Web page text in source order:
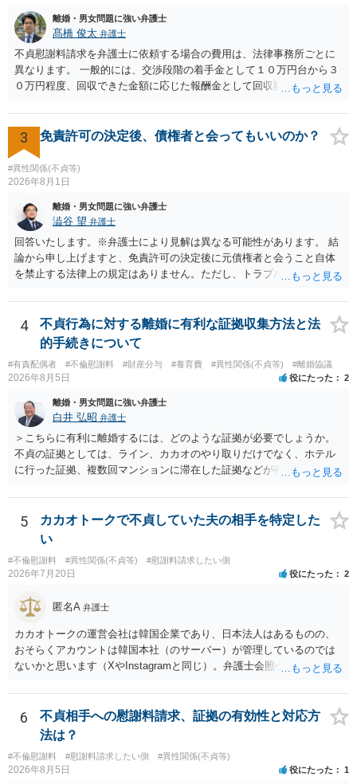
することは認められるのか。 ⇒おそらく１００万円は不当利得（受け
取る正当な権利がないのに利益を取得した）として返還請求されてい
るものかと推察しますので、 貸金返還ではないかと存じます。 ④ 私
は現在、収入も不安定で貯金もなくリボ払い借金が既に約100万あり。
今年に再婚したが主人はお金に厳しい為、一括で220万円を支払う事は
か。 ⇒判決となり敗訴してしまった場合は、強制執行により不動産等
の財産を差し押さえられ、そこから債権回収が図られることになりま
すが、 和解であれば柔軟な解決が可能ですので、その場合は分割払
いにより支払うことも十分可能です。 ⑤ このような事情であれば、私
は120万円のみ和解交渉を続けるべきでしょうか。 ⇒ご相談者様の認
れるため、 120万円のみについて交渉を続けることがベターかと存じ
ます。
離婚・男女問題に強い弁護士
髙橋 俊太 弁護士
不貞慰謝料請求を弁護士に依頼する場合の費用は、法律事務所ごとに
異なります。 一般的には、交渉段階の着手金として１０万円台から３
０万円程度、回収できた金額に応じた報酬金として回収額の１０％か
には、追加着手金や日当、実費が発生することもあります。 もっと
も、証拠が十分にあるか、相手方の住所・勤務先が分かるか、慰謝料
額、離婚の有無、交渉で終わるか訴訟まで見込むかによって、費用は
変わり得ます。依頼前に、交渉だけの場合、訴訟になった場合、回収
できなかった場合の費用を確認しておくとよいでしょう。 弁護士選び
通しを過度に楽観的に言い過ぎないか、質問に具体的に答えてくれる
か、連絡方法（メール、電話、弁護士直接か事務局員を介するかな
ど）や対応スピードが合うかを確認するとよいと思います。いずれに
しましても、弁護士への相談・依頼にあたっては、証拠資料、夫と相
手方の関係、相手方の氏名・住所等、夫婦関係への影響、離婚予定の
3 免責許可の決定後、債権者と会ってもいいのか？
#異性関係(不貞等)
2026年8月1日
離婚・男女問題に強い弁護士
澁谷 望 弁護士
回答いたします。※弁護士により見解は異なる可能性があります。 結
論から申し上げますと、免責許可の決定後に元債権者と会うこと自体
を禁止する法律上の規定はありません。ただし、トラブル防止の観点
ントは以下の通りです。 ・金銭のやり取りや返済の約束は絶対にしな
い（免責された借金を任意でも支払ってしまうとトラブルの元になり
ます） ・過去のDVや過剰請求の経緯を踏まえ、相手の感情に流されな
い ・予定通り毅然とした態度で距離を置く 法律上の制限はないもの
の、ご自身の生活と精神的な安定を守るためにも、お互いに距離を置
くというご判断は非常に賢明かと思います。
4
不貞行為に対する離婚に有利な証拠収集方法と法
的手続きについて
#有責配偶者 #不倫慰謝料 #財産分与 #養育費 #異性関係(不貞等) #離婚協議
2026年8月5日 役にたった 2
離婚・男女問題に強い弁護士
白井 弘昭 弁護士
＞こちらに有利に離婚するには、どのような証拠が必要でしょうか。
不貞の証拠としては、ライン、カカオのやり取りだけでなく、ホテル
に行った証拠、複数回マンションに滞在した証拠などが有効です。 不
婚する、慰謝料をとるなど）ことができると思われます。 ただし、不
貞発覚後、長期間同居を続けると、不貞を許したとの評価につながる
場合がありますので、ご注意ください。 以上、ご参考まで。
5
カカオトークで不貞していた夫の相手を特定した
い
#不倫慰謝料 #異性関係(不貞等) #慰謝料請求したい側
2026年7月20日 役にたった 2
匿名A 弁護士
カカオトークの運営会社は韓国企業であり、日本法人はあるものの、
おそらくアカウントは韓国本社（のサーバー）が管理しているのでは
ないかと思います（XやInstagramと同じ）。弁護士会照会は日本法に
対する照会は基本的にできないと解されています（弁護士会によって
は例外的に認める扱いもありますが、かなり限定されているので一般
的ではないでしょう）。もし韓国本社がアカウント管理をしているな
ら、日本法人へ送っても「ウチでは管理していない」という回答にな
ります。 個人で直接他人のID情報の開示を求めても拒否されるでしょ
う。
6
不貞相手への慰謝料請求、証拠の有効性と対応方
法は？
#不倫慰謝料 #慰謝料請求したい側 #異性関係(不貞等)
2026年8月5日 役にたった 1